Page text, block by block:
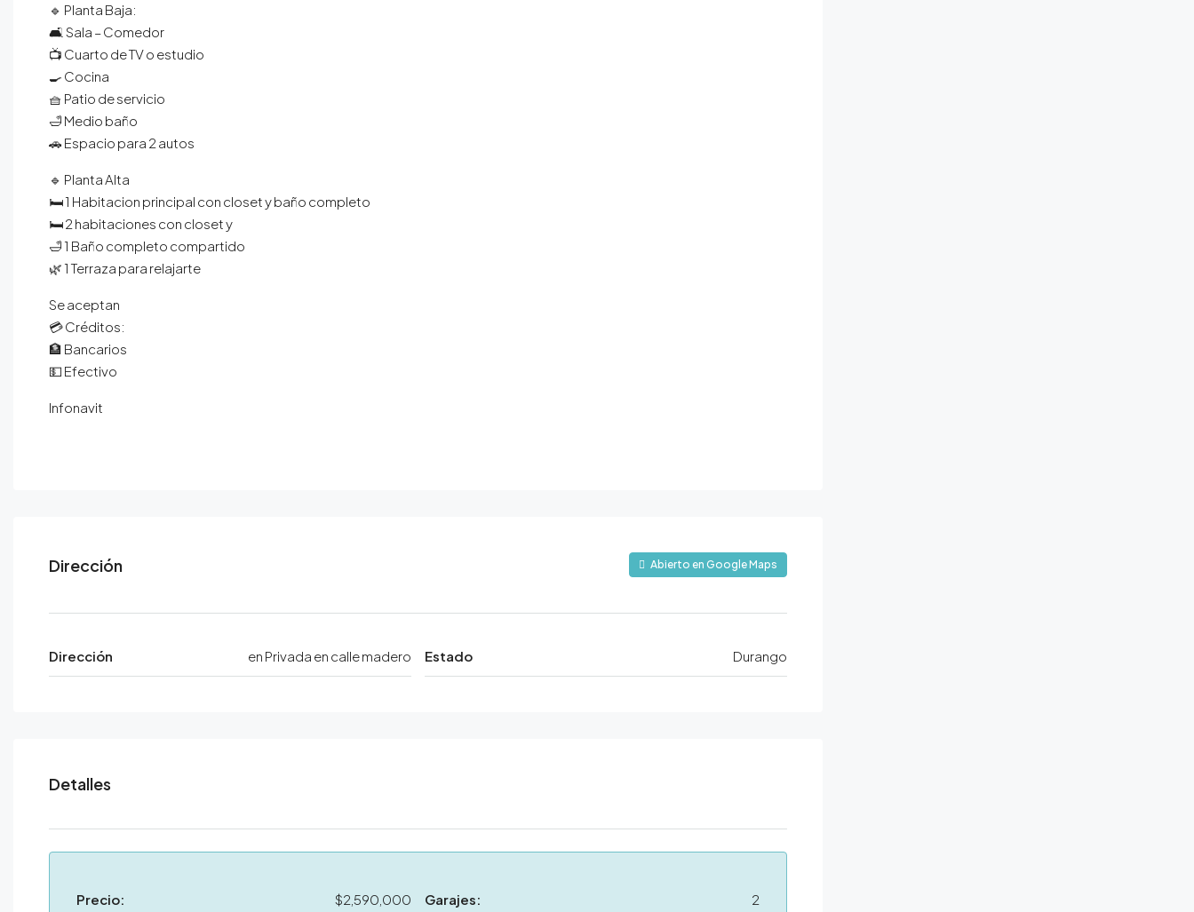
🔹 Planta Baja:
🛋️ Sala – Comedor
📺 Cuarto de TV o estudio
🍳 Cocina
🧺 Patio de servicio
🛁 Medio baño
🚗 Espacio para 2 autos
🔹 Planta Alta
🛏️ 1 Habitacion principal con closet y baño completo
🛏️ 2 habitaciones con closet y
🛁 1 Baño completo compartido
🌿 1 Terraza para relajarte
Se aceptan
💳 Créditos:
🏦 Bancarios
💵 Efectivo
Infonavit
Dirección Abierto en Google Maps
Dirección en Privada en calle madero Estado Durango
Detalles
Precio: $2,590,000 Garajes: 2